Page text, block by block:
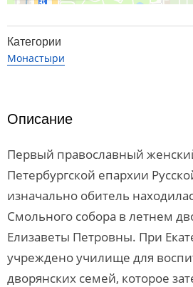
Категории
Монастыри
Описание
Первый православный
Петербургской епархии
изначально обитель
Смольного собора в летнем
Елизаветы Петровны. При
учреждено училище для
дворянских семей, которое